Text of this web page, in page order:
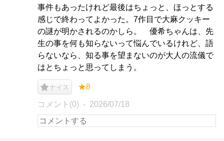
事件もあったけれど最後はちょっと、ほっとする
感じで終わってよかった。7作目で大麻クッキー
の謎が明かされるのかしら。 優希ちゃんは、先
生の事を何も知らないって悩んでいるけれど、語
らないなら、知る事を望まないのが大人の流儀で
はとちょっと思ってしまう。
ナイス ★8
コメント(0) 2026/07/18